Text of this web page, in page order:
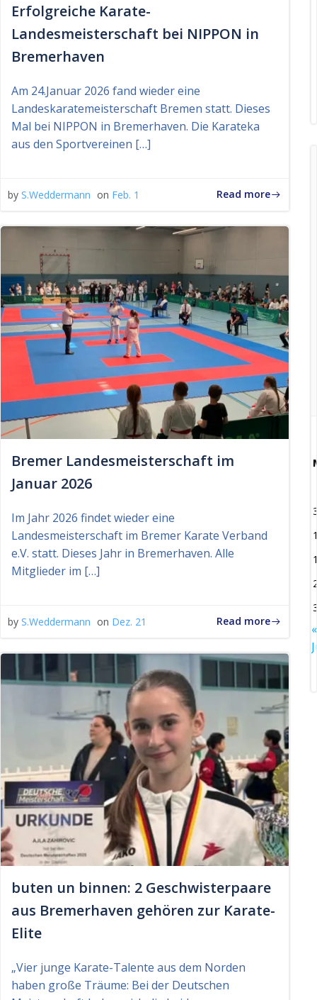
Erfolgreiche Karate-
Landesmeisterschaft bei NIPPON in
Bremerhaven
Am 24.Januar 2026 fand wieder eine
Landeskaratemeisterschaft Bremen statt. Dieses
Mal bei NIPPON in Bremerhaven. Die Karateka
aus den Sportvereinen […]
by S.Weddermann on Feb. 1 Read more
Bremer Landesmeisterschaft im
Januar 2026
Im Jahr 2026 findet wieder eine
Landesmeisterschaft im Bremer Karate Verband
e.V. statt. Dieses Jahr in Bremerhaven. Alle
Mitglieder im […]
by S.Weddermann on Dez. 21 Read more
buten un binnen: 2 Geschwisterpaare
aus Bremerhaven gehören zur Karate-
Elite
„Vier junge Karate-Talente aus dem Norden
haben große Träume: Bei der Deutschen
«